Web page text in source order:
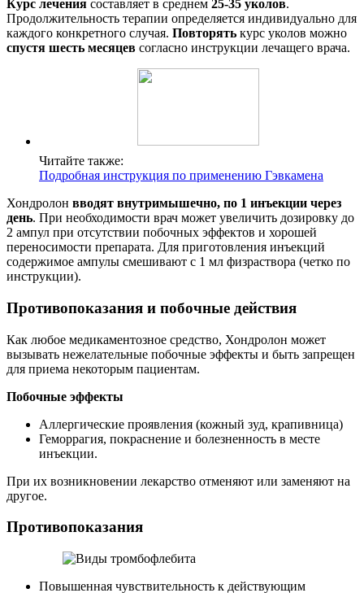
Курс лечения составляет в среднем 25-35 уколов.
Продолжительность терапии определяется индивидуально для
каждого конкретного случая. Повторять курс уколов можно
спустя шесть месяцев согласно инструкции лечащего врача.
Читайте также:
Подробная инструкция по применению Гэвкамена
Хондролон вводят внутримышечно, по 1 инъекции через
день. При необходимости врач может увеличить дозировку до
2 ампул при отсутствии побочных эффектов и хорошей
переносимости препарата. Для приготовления инъекций
содержимое ампулы смешивают с 1 мл физраствора (четко по
инструкции).
Противопоказания и побочные действия
Как любое медикаментозное средство, Хондролон может
вызывать нежелательные побочные эффекты и быть запрещен
для приема некоторым пациентам.
Побочные эффекты
Аллергические проявления (кожный зуд, крапивница)
Геморрагия, покраснение и болезненность в месте
инъекции.
При их возникновении лекарство отменяют или заменяют на
другое.
Противопоказания
Повышенная чувствительность к действующим